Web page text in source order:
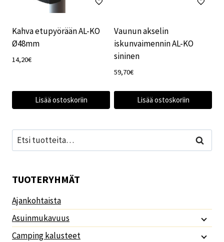
Kahva etupyörään AL-KO
Ø48mm
14,20€
Lisää ostoskoriin
Vaunun akselin
iskunvaimennin AL-KO
sininen
59,70€
Lisää ostoskoriin
Etsi: Haku
TUOTERYHMÄT
Ajankohtaista
Asuinmukavuus
Camping kalusteet